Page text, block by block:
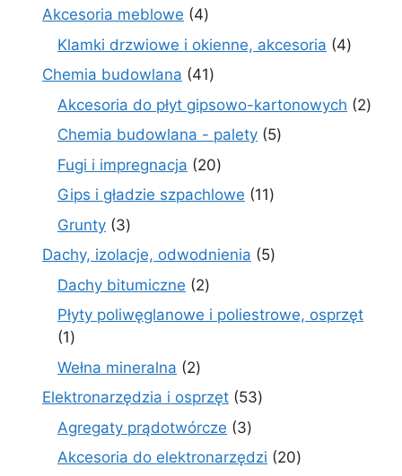
Akcesoria meblowe 44
produkty
Klamki drzwiowe i okienne, akcesoria 44
Chemia budowlana 4141
produktów
Akcesoria do płyt gipsowo-kartonowych 22
Chemia budowlana - palety 55
Fugi i impregnacja 2020
produktów
Gips i gładzie szpachlowe 1111
Grunty 33
produkty
Dachy, izolacje, odwodnienia 55
Dachy bitumiczne 22
produkty
Płyty poliwęglanowe i poliestrowe, osprzęt
11
produkt
Wełna mineralna 22
produkty
Elektronarzędzia i osprzęt 5353
Agregaty prądotwórcze 33
produkty
Akcesoria do elektronarzędzi 2020